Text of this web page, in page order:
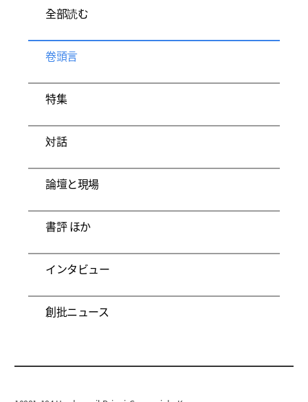
全部読む
卷頭言
特集
対話
論壇と現場
書評 ほか
インタビュー
創批ニュース